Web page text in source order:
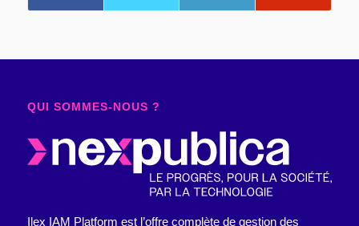
QUI SOMMES-NOUS ?
Ilex IAM Platform est l’offre complète de gestion des